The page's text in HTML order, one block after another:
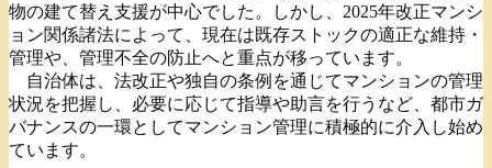
物の建て替え支援が中心でした。しかし、2025年改正マンシ
ョン関係諸法によって、現在は既存ストックの適正な維持・
管理や、管理不全の防止へと重点が移っています。
自治体は、法改正や独自の条例を通じてマンションの管理
状況を把握し、必要に応じて指導や助言を行うなど、都市ガ
バナンスの一環としてマンション管理に積極的に介入し始め
ています。